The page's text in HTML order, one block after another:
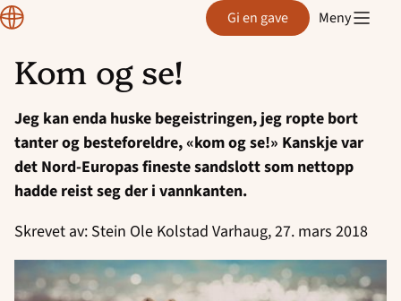
Hopp
innhold
Normisjon Gi en gave Meny
Kom og se!
Jeg kan enda huske begeistringen, jeg ropte bort
tanter og besteforeldre, «kom og se!» Kanskje var
det Nord-Europas fineste sandslott som nettopp
hadde reist seg der i vannkanten.
Skrevet av: Stein Ole Kolstad Varhaug, 27. mars 2018